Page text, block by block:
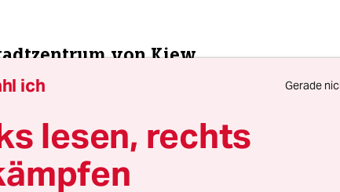
von Kiew
Kiew sind am
Reporterin zwei laute
Vize-Innenminister
Telegram-Account: „Die
ich Gerade
lesen, rechts